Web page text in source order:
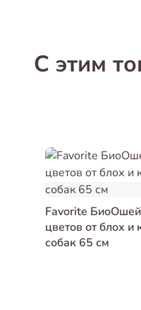
С этим
Favorite
цветов от блох и
собак 65 см